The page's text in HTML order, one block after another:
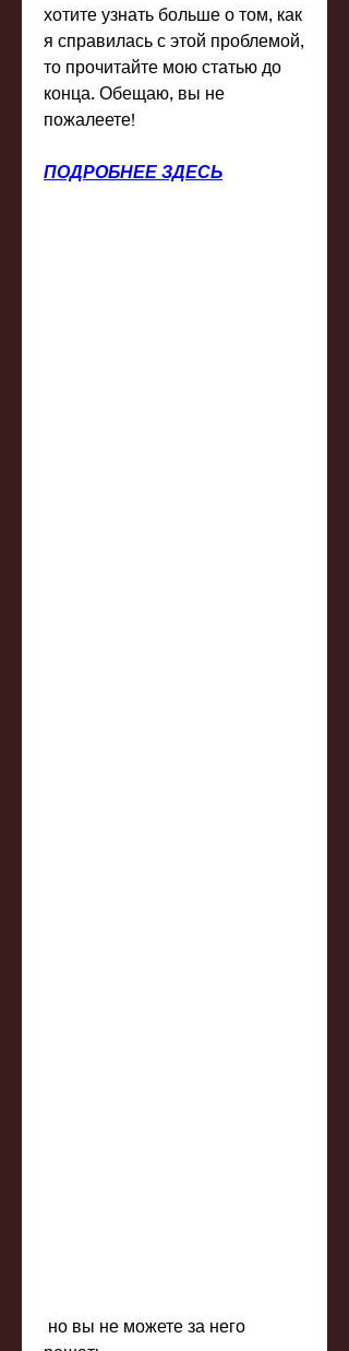
хотите узнать больше о том, как
я справилась с этой проблемой,
то прочитайте мою статью до
конца. Обещаю, вы не
пожалеете!
ПОДРОБНЕЕ ЗДЕСЬ